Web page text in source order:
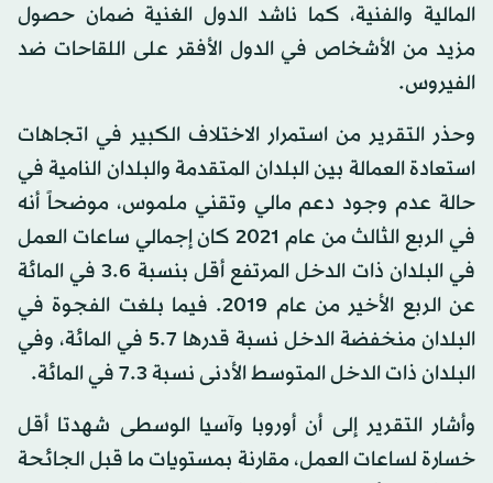
المالية والفنية، كما ناشد الدول الغنية ضمان حصول
مزيد من الأشخاص في الدول الأفقر على اللقاحات ضد
الفيروس.
وحذر التقرير من استمرار الاختلاف الكبير في اتجاهات
استعادة العمالة بين البلدان المتقدمة والبلدان النامية في
حالة عدم وجود دعم مالي وتقني ملموس، موضحاً أنه
في الربع الثالث من عام 2021 كان إجمالي ساعات العمل
في البلدان ذات الدخل المرتفع أقل بنسبة 3.6 في المائة
عن الربع الأخير من عام 2019. فيما بلغت الفجوة في
البلدان منخفضة الدخل نسبة قدرها 5.7 في المائة، وفي
البلدان ذات الدخل المتوسط الأدنى نسبة 7.3 في المائة.
وأشار التقرير إلى أن أوروبا وآسيا الوسطى شهدتا أقل
خسارة لساعات العمل، مقارنة بمستويات ما قبل الجائحة